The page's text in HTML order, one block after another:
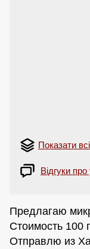
Показати
Відгуки
Предлагаю
Стоимость 100
Отправлю из